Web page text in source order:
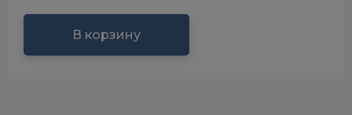
В корзину